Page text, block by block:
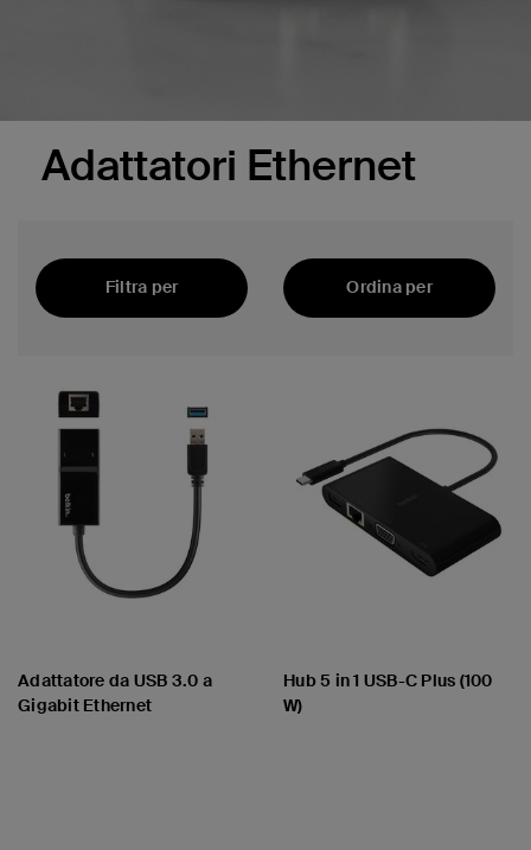
Adattatori Ethernet
Filtra per
Ordina per
Adattatore da USB 3.0 a
Gigabit Ethernet
Hub 5 in 1 USB-C Plus (100
W)